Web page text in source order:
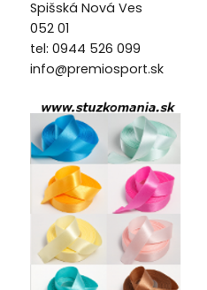
Spišská Nová Ves
052 01
tel: 0944 526 099
info@premiosport.sk